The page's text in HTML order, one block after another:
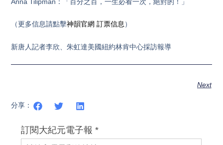
（更多信息請點擊神韻官網 訂票信息）
新唐人記者李欣、朱虹達美國紐約林肯中心採訪報導
Next
分享：